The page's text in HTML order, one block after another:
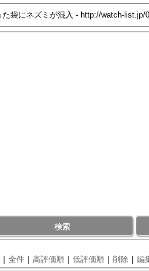
検索
| 全件 | 高評価順 | 低評価順 | 削除 | 編